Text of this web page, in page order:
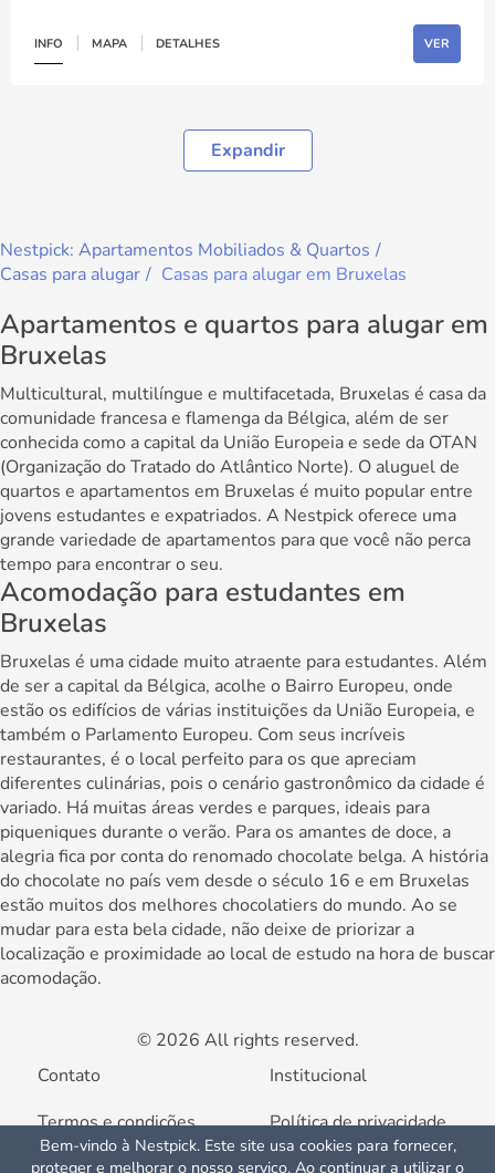
INFO MAPA DETALHES VER
Expandir
Nestpick: Apartamentos Mobiliados & Quartos
Casas para alugar
Casas para alugar em Bruxelas
Apartamentos e quartos para alugar em
Bruxelas
Multicultural, multilíngue e multifacetada, Bruxelas é casa da
comunidade francesa e flamenga da Bélgica, além de ser
conhecida como a capital da União Europeia e sede da OTAN
(Organização do Tratado do Atlântico Norte). O aluguel de
quartos e apartamentos em Bruxelas é muito popular entre
jovens estudantes e expatriados. A Nestpick oferece uma
grande variedade de apartamentos para que você não perca
tempo para encontrar o seu.
Acomodação para estudantes em
Bruxelas
Bruxelas é uma cidade muito atraente para estudantes. Além
de ser a capital da Bélgica, acolhe o Bairro Europeu, onde
estão os edifícios de várias instituições da União Europeia, e
também o Parlamento Europeu. Com seus incríveis
restaurantes, é o local perfeito para os que apreciam
diferentes culinárias, pois o cenário gastronômico da cidade é
variado. Há muitas áreas verdes e parques, ideais para
piqueniques durante o verão. Para os amantes de doce, a
alegria fica por conta do renomado chocolate belga. A história
do chocolate no país vem desde o século 16 e em Bruxelas
estão muitos dos melhores chocolatiers do mundo. Ao se
mudar para esta bela cidade, não deixe de priorizar a
localização e proximidade ao local de estudo na hora de buscar
acomodação.
Bem-vindo à Nestpick. Este site usa cookies para fornecer,
proteger e melhorar o nosso serviço. Ao continuar a utilizar o
© 2026 All rights reserved.
Contato
Institucional
Termos e condições
Política de privacidade